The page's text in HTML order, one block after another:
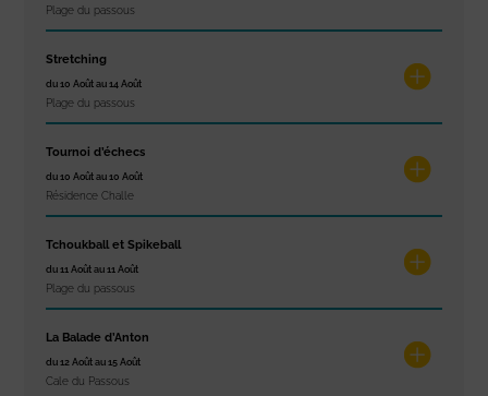
Plage du passous
Stretching
du 10 Août au 14 Août
Plage du passous
Tournoi d’échecs
du 10 Août au 10 Août
Résidence Challe
Tchoukball et Spikeball
du 11 Août au 11 Août
Plage du passous
La Balade d’Anton
du 12 Août au 15 Août
Cale du Passous